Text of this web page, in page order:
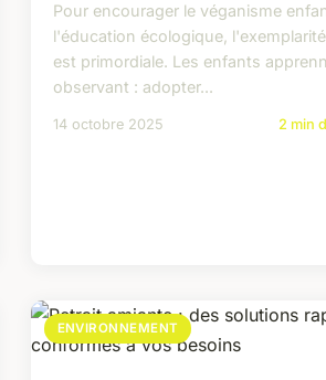
Pour encourager le véganisme
l'éducation écologique,
est primordiale. Les enfants
observant : adopter...
14 octobre 2025 2 min
ENVIRONNEMENT